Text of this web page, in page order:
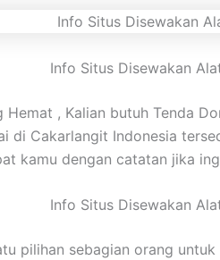
Info Situs Disewakan
, Kalian butuh Tenda
di Cakarlangit Indonesia
kamu dengan catatan jika
Info Situs Disewakan
pilihan sebagian orang